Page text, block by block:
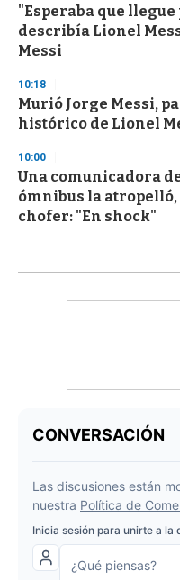
"Esperaba que
describía Lionel
Messi
10:18
Murió Jorge Messi,
histórico de Lionel
10:00
Una comunicadora
ómnibus la
chofer: "En shock"